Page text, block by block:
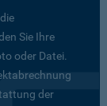
Sie Ihre
oder Datei.
der